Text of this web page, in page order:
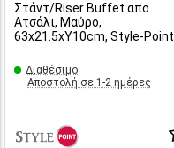
Στάντ/Riser Buffet απο
Ατσάλι, Μαύρο,
63x21.5xΥ10cm, Style-Point
Διαθέσιμο
Αποστολή σε 1-2 ημέρες